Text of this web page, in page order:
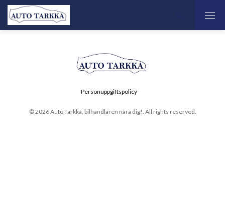
© 2026 Auto Tarkka, bilhandlaren nära dig!. All rights reserved.
Personuppgiftspolicy